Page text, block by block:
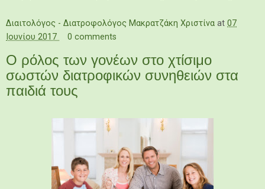
Διαιτολόγος - Διατροφολόγος Μακρατζάκη Χριστίνα at 07
Ιουνίου 2017
0 comments
Ο ρόλος των γονέων στο χτίσιμο
σωστών διατροφικών συνηθειών στα
παιδιά τους